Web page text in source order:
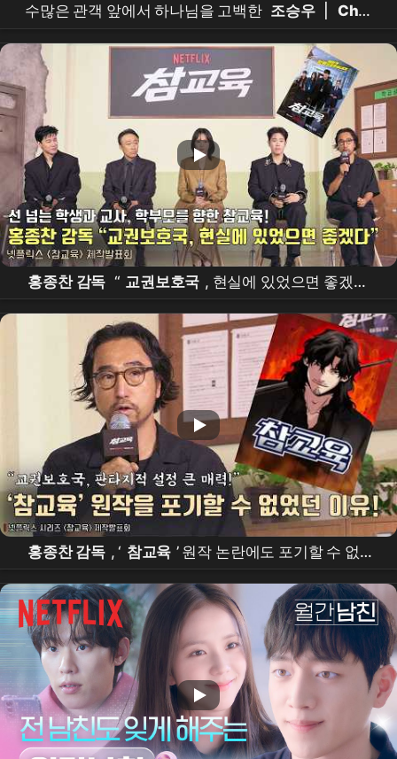
수많은 관객 앞에서 하나님을 고백한 조승우
Cho
Seung-woo Publicly Confesses His Faith [THE
GOD I MET | 내가 믿는 하나님]
홍종찬 감독 “ 교권보호국 , 현실에 있었으면 좋겠다”
| 넷플릭스 [ 참교육 ] 제작발표회 | Teach You a
Lesson | Netflix
홍종찬 감독 , ‘ 참교육 ’ 원작 논란에도 포기할 수 없었
던 이유! | 넷플릭스 [ 참교육 ] 제작발표회 # 김무열